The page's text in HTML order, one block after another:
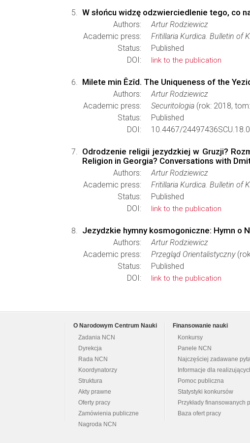
W słońcu widzę odzwierciedlenie tego, co
Authors:
Artur Rodziewicz
Academic press:
Fritillaria Kurdica. Bulletin of
Status:
Published
DOI:
link to the publication
Milete min Êzîd. The Uniqueness of the
Authors:
Artur Rodziewicz
Academic press:
Securitologia (rok: 2018,
Status:
Published
DOI:
10.4467/
Odrodzenie religii jezydzkiej w Gruzji?
Religion in Georgia? Conversations with
Authors:
Artur Rodziewicz
Academic press:
Fritillaria Kurdica. Bulletin of
Status:
Published
DOI:
link to the publication
Jezydzkie hymny kosmogoniczne: Hymn o
Authors:
Artur Rodziewicz
Academic press:
Przegląd Orientalistyczny
Status:
Published
DOI:
link to the publication
O Narodowym Centrum Nauki
Zadania NCN
Dyrekcja
Rada NCN
Koordynatorzy
Struktura
Akty prawne
Oferty pracy
Zamówienia publiczne
Nagroda NCN
Finansowanie nauki
Konkursy
Panele NCN
Najczęściej zadawane
Informacje dla
Pomoc publiczna
Statystyki konkursów
Przykłady finansowanych
Baza ofert pracy